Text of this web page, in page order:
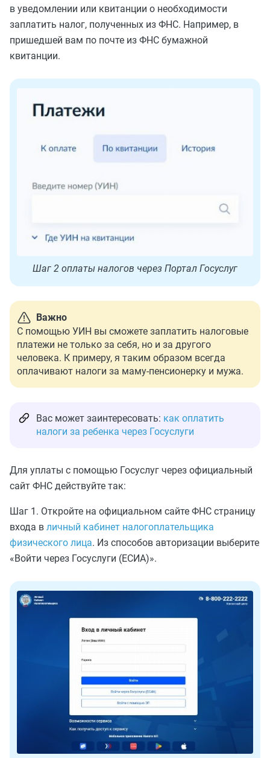
в уведомлении или квитанции о необходимости
заплатить налог, полученных из ФНС. Например, в
пришедшей вам по почте из ФНС бумажной
квитанции.
Шаг 2 оплаты налогов через Портал Госуслуг
Важно
С помощью УИН вы сможете заплатить налоговые
платежи не только за себя, но и за другого
человека. К примеру, я таким образом всегда
оплачивают налоги за маму-пенсионерку и мужа.
Вас может заинтересовать: как оплатить
налоги за ребенка через Госуслуги
Для уплаты с помощью Госуслуг через официальный
сайт ФНС действуйте так:
Шаг 1. Откройте на официальном сайте ФНС страницу
входа в личный кабинет налогоплательщика
физического лица. Из способов авторизации выберите
«Войти через Госуслуги (ЕСИА)».